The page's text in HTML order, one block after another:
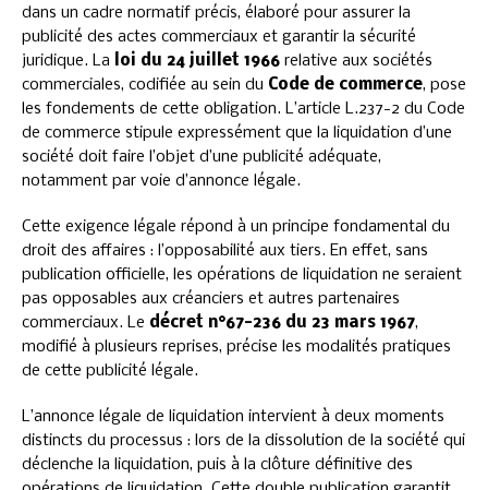
dans un cadre normatif précis, élaboré pour assurer la
publicité des actes commerciaux et garantir la sécurité
juridique. La
loi du 24 juillet 1966 relative aux sociétés
commerciales, codifiée au sein du Code de commerce, pose
les fondements de cette obligation. L’article L.237-2 du Code
de commerce stipule expressément que la liquidation d’une
société doit faire l’objet d’une publicité adéquate,
notamment par voie d’annonce légale.
Cette exigence légale répond à un principe fondamental du
droit des affaires : l’opposabilité aux tiers. En effet, sans
publication officielle, les opérations de liquidation ne seraient
pas opposables aux créanciers et autres partenaires
commerciaux. Le décret n°67-236 du 23 mars 1967,
modifié à plusieurs reprises, précise les modalités pratiques
de cette publicité légale.
L’annonce légale de liquidation intervient à deux moments
distincts du processus : lors de la dissolution de la société qui
déclenche la liquidation, puis à la clôture définitive des